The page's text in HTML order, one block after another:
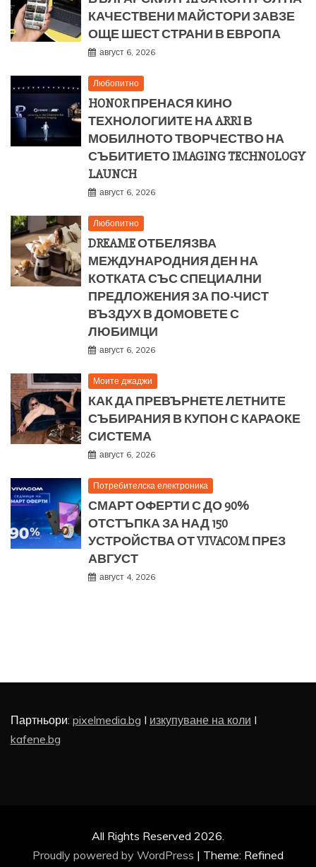
КАЧЕСТВЕНИ МАЙСТОРИ ЗАВЗЕ
ОЩЕ ШЕСТ СТРАНИ В ЕВРОПА
август 6, 2026
Любопитно
HONOR ПРЕНАСЯ КИНО
ТЕХНОЛОГИИТЕ НА ARRI В
МОБИЛНОТО ТВОРЧЕСТВО НА
СЪБИТИЕТО IMAGING TECHNOLOGY
LAUNCH
август 6, 2026
Любопитно
DREAME ОТБЕЛЯЗВА
МЕЖДУНАРОДНИЯ ДЕН НА
КОТКАТА СЪС СПЕЦИАЛНИ
ПРЕДЛОЖЕНИЯ ЗА ПО-ЧИСТ
ВЪЗДУХ В ДОМОВЕТЕ С
ЛЮБИМЦИ
август 6, 2026
Моите джаджи
КАК ДА ПРЕВЪРНЕТЕ ЛЕТНИТЕ
СЪБИРАНИЯ В КУПОН С КАРАОКЕ
СИСТЕМА
август 6, 2026
Потребителска електроника
СМАРТ ОФЕРТИ С ДО 90%
ОТСТЪПКА ЗА НАД 150
УСТРОЙСТВА ОТ VIVACOM ПРЕЗ
АВГУСТ
август 4, 2026
Партньори: pixelmedia.bg I изкупуване на коли I
kafene.bg
All Rights Reserved 2026.
Proudly powered by WordPress | Theme: Refined